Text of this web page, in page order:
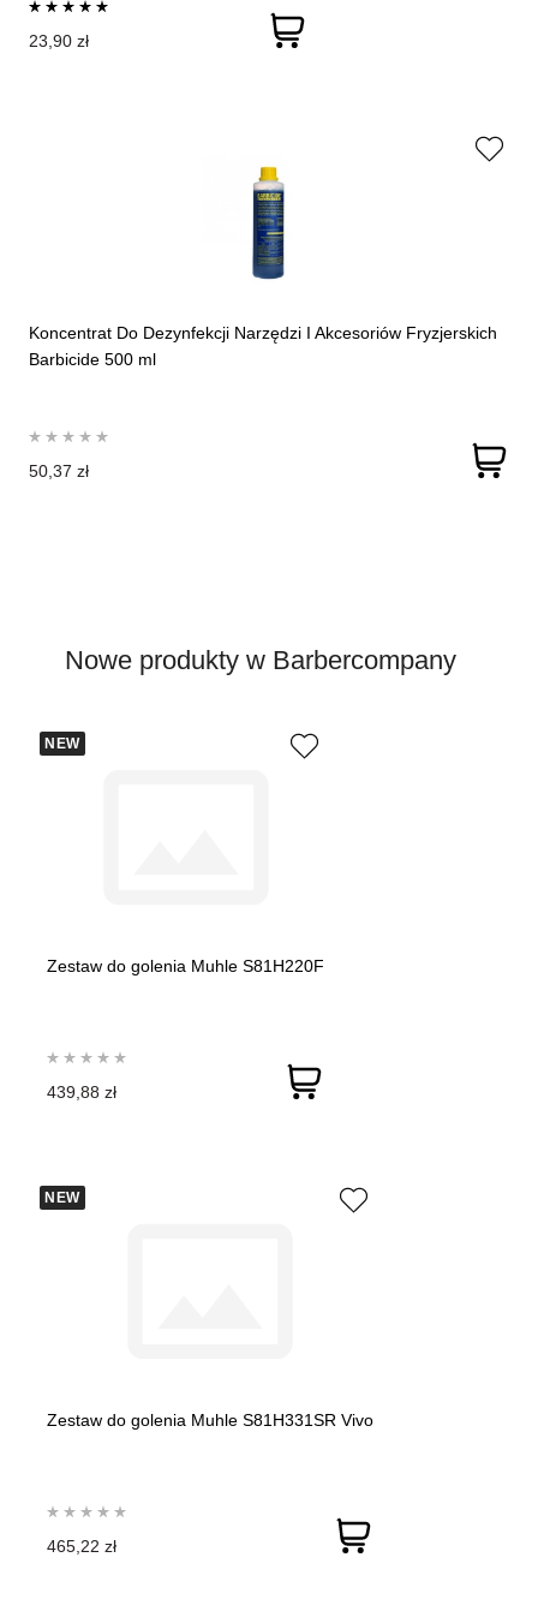
23,90 zł
Koncentrat Do Dezynfekcji Narzędzi I Akcesoriów Fryzjerskich
Barbicide 500 ml
50,37 zł
Nowe produkty w Barbercompany
NEW
Zestaw do golenia Muhle S81H220F
439,88 zł
NEW
Zestaw do golenia Muhle S81H331SR Vivo
465,22 zł